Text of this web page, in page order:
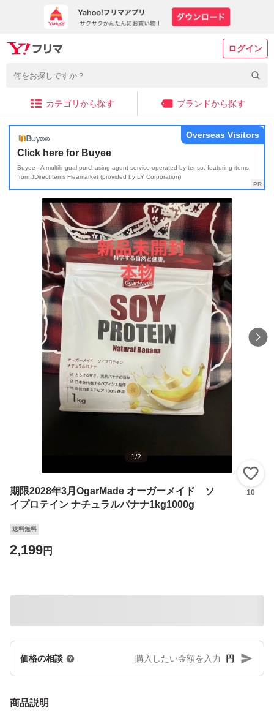
ログイン
カテゴリから探す ブランドから探す
Click here for Buyee
Buyee - A multilingual purchasing agent service operated by tenso, featuring items
from JDirectItems Fleamarket (provided by LY Corporation)
Overseas Visitors
1/2
期限2028年3月OgarMade オーガーメイド ソ
イプロテイン ナチュラルバナナ1kg1000g
10
送料無料
2,199円
価格の相談 円
商品説明